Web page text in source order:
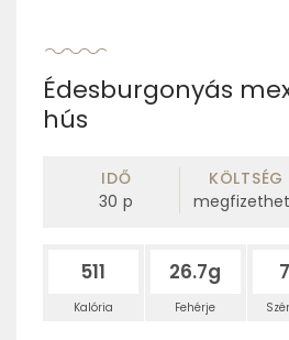
Édesburgonyás
hús
IDŐ
30 p
KÖLTSÉG
511
Kalória
26.7g
Fehérje